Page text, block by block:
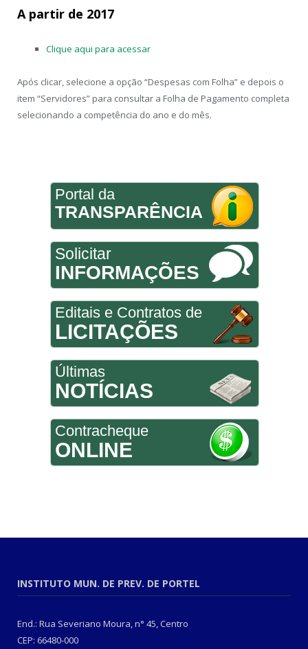
A partir de 2017
Clique aqui para acessar
Após clicar, selecione a opção “Despesas com Folha” e depois o
item “Servidores” para consultar a Folha de Pagamento completa
selecionando a competência do ano e do mês.
Portal da
TRANSPARÊNCIA
Solicitar
INFORMAÇÕES
Editais e Contratos de
LICITAÇÕES
Últimas
NOTÍCIAS
Contracheque
ONLINE
INSTITUTO MUN. DE PREV. DE PORTEL
End.: Rua Severiano Moura, n° 45, Centro
CEP: 66480-000